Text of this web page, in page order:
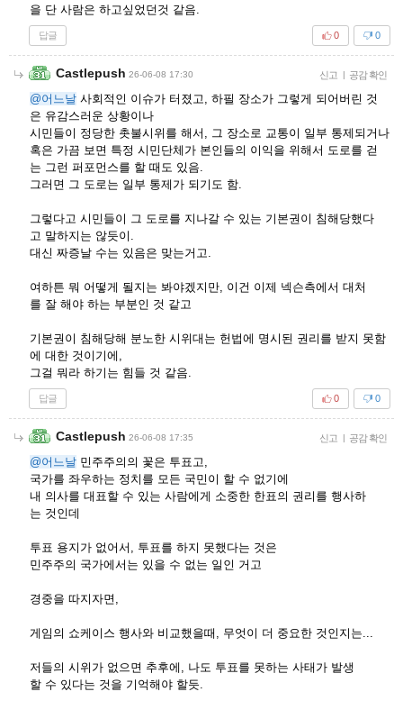
을 단 사람은 하고싶었던것 같음.
답글 0
0
Castlepush 26-06-08 17:30 신고 | 공감 확인
@어느날 사회적인 이슈가 터졌고, 하필 장소가 그렇게 되어버린 것
은 유감스러운 상황이나
시민들이 정당한 촛불시위를 해서, 그 장소로 교통이 일부 통제되거나
혹은 가끔 보면 특정 시민단체가 본인들의 이익을 위해서 도로를 걷
는 그런 퍼포먼스를 할 때도 있음.
그러면 그 도로는 일부 통제가 되기도 함.
그렇다고 시민들이 그 도로를 지나갈 수 있는 기본권이 침해당했다
고 말하지는 않듯이.
대신 짜증날 수는 있음은 맞는거고.
여하튼 뭐 어떻게 될지는 봐야겠지만, 이건 이제 넥슨측에서 대처
를 잘 해야 하는 부분인 것 같고
기본권이 침해당해 분노한 시위대는 헌법에 명시된 권리를 받지 못함
에 대한 것이기에,
그걸 뭐라 하기는 힘들 것 같음.
답글 0
0
Castlepush 26-06-08 17:35 신고 | 공감 확인
@어느날 민주주의의 꽃은 투표고,
국가를 좌우하는 정치를 모든 국민이 할 수 없기에
내 의사를 대표할 수 있는 사람에게 소중한 한표의 권리를 행사하
는 것인데
투표 용지가 없어서, 투표를 하지 못했다는 것은
민주주의 국가에서는 있을 수 없는 일인 거고
경중을 따지자면,
게임의 쇼케이스 행사와 비교했을때, 무엇이 더 중요한 것인지는...
저들의 시위가 없으면 추후에, 나도 투표를 못하는 사태가 발생
할 수 있다는 것을 기억해야 할듯.